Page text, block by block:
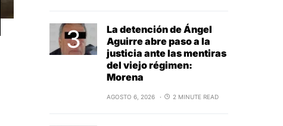
La detención de Ángel
Aguirre abre paso a la
justicia ante las mentiras
del viejo régimen:
Morena
AGOSTO 6, 2026 2 MINUTE READ